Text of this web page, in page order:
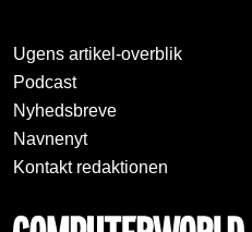
Ugens artikel-overblik
Podcast
Nyhedsbreve
Navnenyt
Kontakt redaktionen